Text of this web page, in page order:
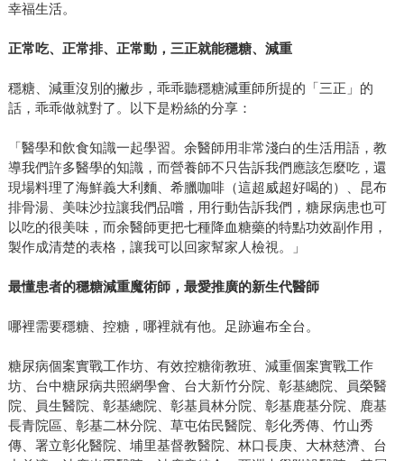
幸福生活。
正常吃、正常排、正常動，三正就能穩糖、減重
穩糖、減重沒別的撇步，乖乖聽穩糖減重師所提的「三正」的
話，乖乖做就對了。以下是粉絲的分享：
「醫學和飲食知識一起學習。余醫師用非常淺白的生活用語，教
導我們許多醫學的知識，而營養師不只告訴我們應該怎麼吃，還
現場料理了海鮮義大利麵、希臘咖啡（這超威超好喝的）、昆布
排骨湯、美味沙拉讓我們品嚐，用行動告訴我們，糖尿病患也可
以吃的很美味，而余醫師更把七種降血糖藥的特點功效副作用，
製作成清楚的表格，讓我可以回家幫家人檢視。」
最懂患者的穩糖減重魔術師，最愛推廣的新生代醫師
哪裡需要穩糖、控糖，哪裡就有他。足跡遍布全台。
糖尿病個案實戰工作坊、有效控糖衛教班、減重個案實戰工作
坊、台中糖尿病共照網學會、台大新竹分院、彰基總院、員榮醫
院、員生醫院、彰基總院、彰基員林分院、彰基鹿基分院、鹿基
長青院區、彰基二林分院、草屯佑民醫院、彰化秀傳、竹山秀
傳、署立彰化醫院、埔里基督教醫院、林口長庚、大林慈濟、台